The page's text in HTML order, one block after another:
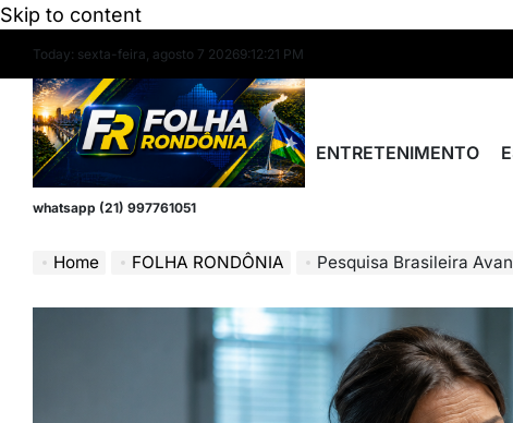
Skip to content
Today: sexta-feira, agosto 7 20269:12:22 PM
whatsapp (21) 997761051
ENTRETENIMENTO
Home FOLHA RONDÔNIA Pesquisa Brasileira Avança em